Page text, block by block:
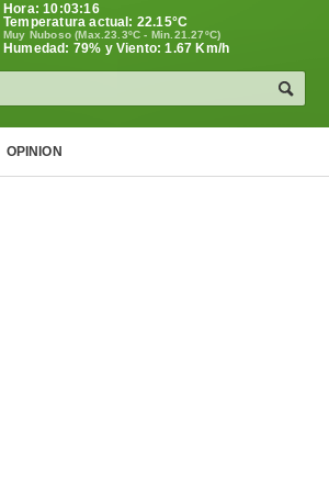
Hora:10:03:17
Temperatura actual: 22.15°C
Muy Nuboso (Max.23.3ºC - Min.21.27ºC)
Humedad: 79% y Viento: 1.67 Km/h
OPINION